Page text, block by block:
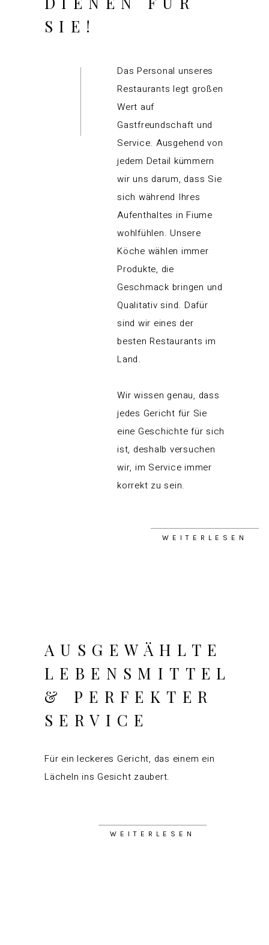
SIE!
Das Personal unseres
Restaurants legt großen
Wert auf
Gastfreundschaft und
Service. Ausgehend von
jedem Detail kümmern
wir uns darum, dass Sie
sich während Ihres
Aufenthaltes in Fiume
wohlfühlen. Unsere
Köche wählen immer
Produkte, die
Geschmack bringen und
Qualitativ sind. Dafür
sind wir eines der
besten Restaurants im
Land.
Wir wissen genau, dass
jedes Gericht für Sie
eine Geschichte für sich
ist, deshalb versuchen
wir, im Service immer
korrekt zu sein.
WEITERLESEN
AUSGEWÄHLTE
LEBENSMITTEL
& PERFEKTER
SERVICE
Für ein leckeres Gericht, das einem ein
Lächeln ins Gesicht zaubert.
WEITERLESEN